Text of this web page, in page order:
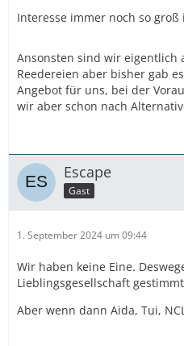
Interesse immer noch so groß
Ansonsten sind wir eigentlich
Reedereien aber bisher gab
Angebot für uns, bei der
wir aber schon nach
Escape
Gast
1. September 2024 um 09:44
Wir haben keine Eine.
Lieblingsgesellschaft
Aber wenn dann Aida, Tui,